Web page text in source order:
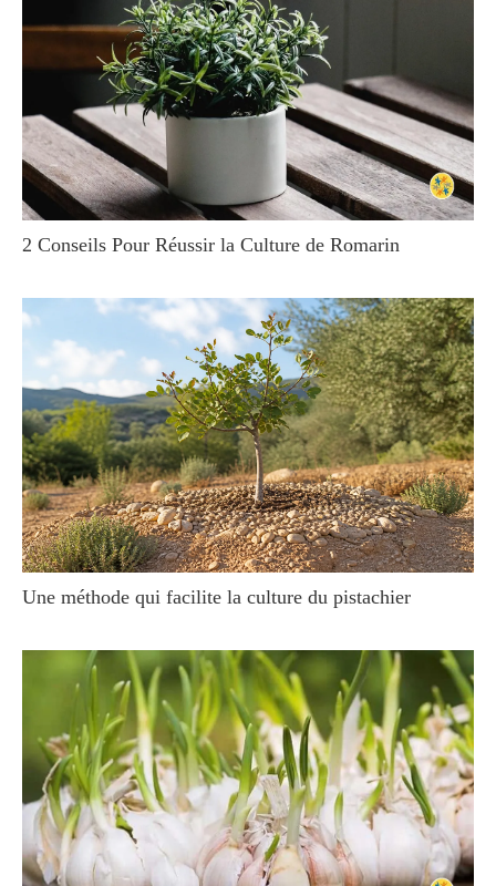
2 Conseils Pour Réussir la Culture de Romarin
Une méthode qui facilite la culture du pistachier